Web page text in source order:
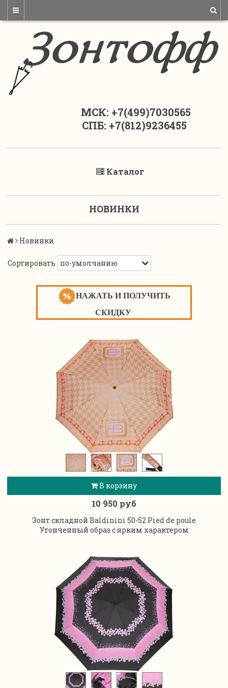
МСК: +7(499)7030565
СПБ: +7(812)9236455
Каталог
НОВИНКИ
Новинки
Сортировать
НАЖАТЬ И ПОЛУЧИТЬ
СКИДКУ
В корзину
10 950 руб
Зонт складной Baldinini 50-52 Pied de poule
Утонченный образ с ярким характером